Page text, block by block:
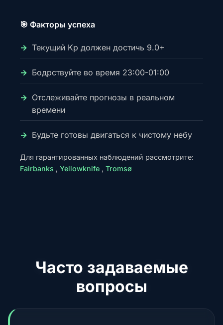
🎯 Факторы успеха
Текущий Kp должен достичь 9.0+
Бодрствуйте во время 23:00-01:00
Отслеживайте прогнозы в реальном
времени
Будьте готовы двигаться к чистому небу
Для гарантированных наблюдений рассмотрите:
Fairbanks , Yellowknife , Tromsø
Часто задаваемые
вопросы